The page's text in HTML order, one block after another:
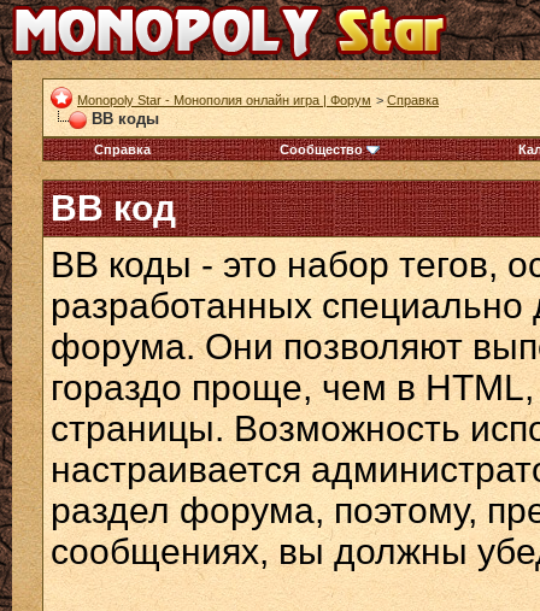
Monopoly Star - Монополия онлайн игра | Форум > Справка
BB коды
Справка Сообщество
BB код
BB коды - это набор тегов,
разработанных
форума. Они позволяют
гораздо проще, чем в
страницы. Возможность
настраивается
раздел форума, поэтому,
сообщениях, вы должны